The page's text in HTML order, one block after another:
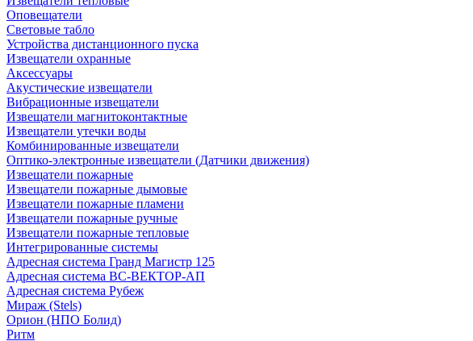
Оповещатели
Световые табло
Устройства дистанционного пуска
Извещатели охранные
Аксессуары
Акустические извещатели
Вибрационные извещатели
Извещатели магнитоконтактные
Извещатели утечки воды
Комбинированные извещатели
Оптико-электронные извещатели (Датчики движения)
Извещатели пожарные
Извещатели пожарные дымовые
Извещатели пожарные пламени
Извещатели пожарные ручные
Извещатели пожарные тепловые
Интегрированные системы
Адресная система Гранд Магистр 125
Адресная система ВС-ВЕКТОР-АП
Адресная система Рубеж
Мираж (Stels)
Орион (НПО Болид)
Ритм